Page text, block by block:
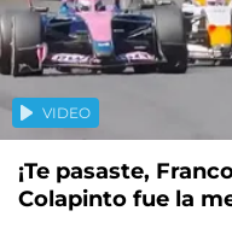
VIDEO
¡Te pasaste,
Colapinto fue la